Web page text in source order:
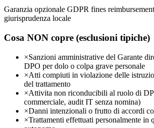
Garanzia opzionale GDPR fines
giurisprudenza locale
Cosa NON copre (esclusioni tipiche)
×Sanzioni amministrative del Garante
DPO per dolo o colpa grave personale
×Atti compiuti in violazione delle
del trattamento
×Attivita non riconducibili al ruolo di
commerciale, audit IT senza nomina)
×Danni intenzionali o frutto di accordi
×Trattamenti effettuati personalmente in